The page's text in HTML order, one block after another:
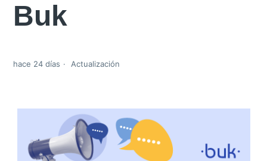
Buk
hace 24 días Actualización